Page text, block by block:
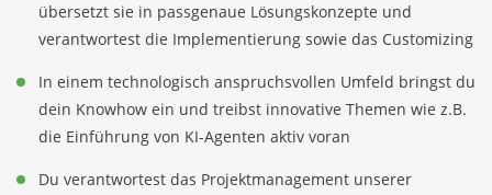
übersetzt sie in passgenaue Lösungskonzepte und
verantwortest die Implementierung sowie das Customizing
In einem technologisch anspruchsvollen Umfeld bringst du
dein Knowhow ein und treibst innovative Themen wie z.B.
die Einführung von KI-Agenten aktiv voran
Du verantwortest das Projektmanagement unserer